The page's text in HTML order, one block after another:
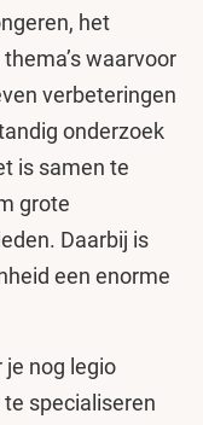
het
waarvoor
verbeteringen
onderzoek
is samen te
grote
Daarbij is
een enorme
nog legio
specialiseren